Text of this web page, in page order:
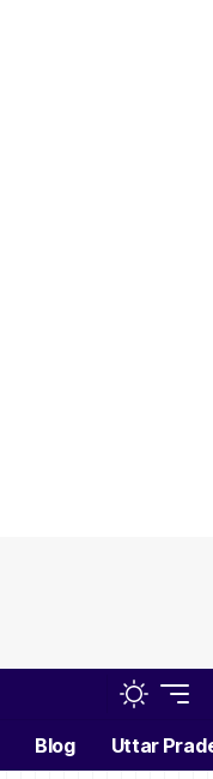
Blog Uttar